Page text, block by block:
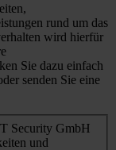
rund um das
wird hierfür
Sie dazu einfach
senden Sie eine
Security GmbH
und